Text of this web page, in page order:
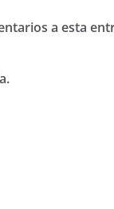
a esta